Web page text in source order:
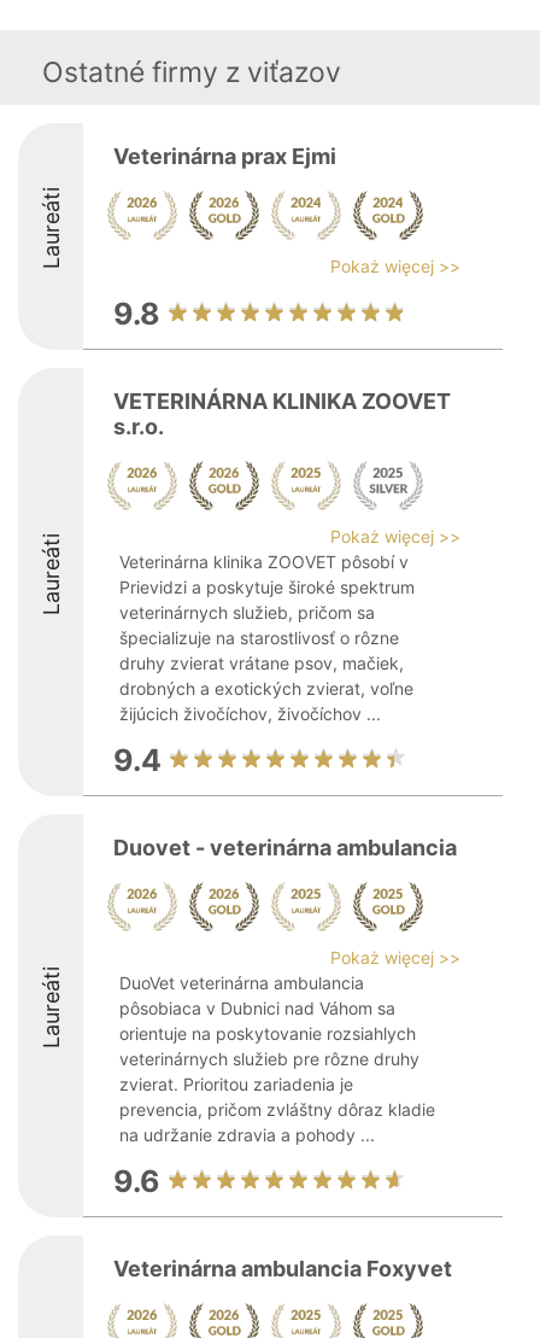
Ostatné firmy z viťazov
Laureáti
Veterinárna prax Ejmi
Pokaż więcej >>
9.8
Laureáti
VETERINÁRNA KLINIKA ZOOVET
s.r.o.
Pokaż więcej >>
Veterinárna klinika ZOOVET pôsobí v
Prievidzi a poskytuje široké spektrum
veterinárnych služieb, pričom sa
špecializuje na starostlivosť o rôzne
druhy zvierat vrátane psov, mačiek,
drobných a exotických zvierat, voľne
žijúcich živočíchov, živočíchov ...
9.4
Laureáti
Duovet - veterinárna ambulancia
Pokaż więcej >>
DuoVet veterinárna ambulancia
pôsobiaca v Dubnici nad Váhom sa
orientuje na poskytovanie rozsiahlych
veterinárnych služieb pre rôzne druhy
zvierat. Prioritou zariadenia je
prevencia, pričom zvláštny dôraz kladie
na udržanie zdravia a pohody ...
9.6
Veterinárna ambulancia Foxyvet